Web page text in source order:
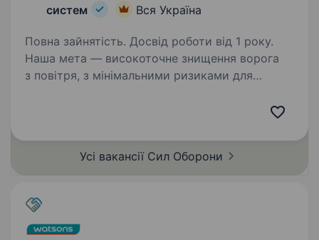
систем
Вся Україна
Повна зайнятість. Досвід роботи від 1 року.
Наша мета — високоточне знищення ворога
з повітря, з мінімальними ризиками для
високопрофесійний рід військ, у якому кожен
майбутнього та…
Усі вакансії Сил Оборони